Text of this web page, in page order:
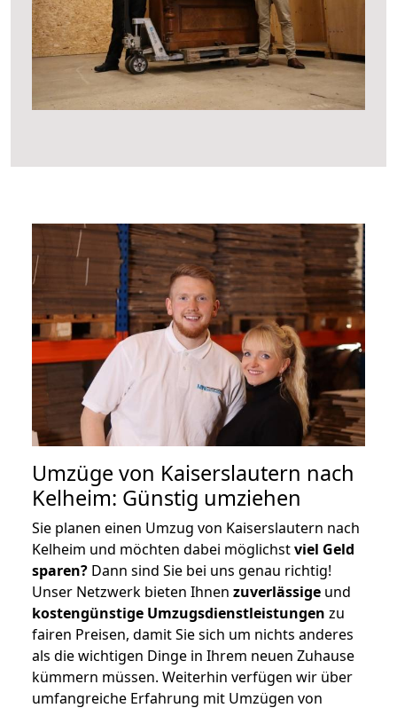
Umzüge von Kaiserslautern nach
Kelheim: Günstig umziehen
Sie planen einen Umzug von Kaiserslautern nach
Kelheim und möchten dabei möglichstviel Geld
sparen? Dann sind Sie bei uns genau richtig!
Unser Netzwerk bieten Ihnen zuverlässige und
kostengünstige Umzugsdienstleistungen zu
fairen Preisen, damit Sie sich um nichts anderes
als die wichtigen Dinge in Ihrem neuen Zuhause
kümmern müssen. Weiterhin verfügen wir über
umfangreiche Erfahrung mit Umzügen von